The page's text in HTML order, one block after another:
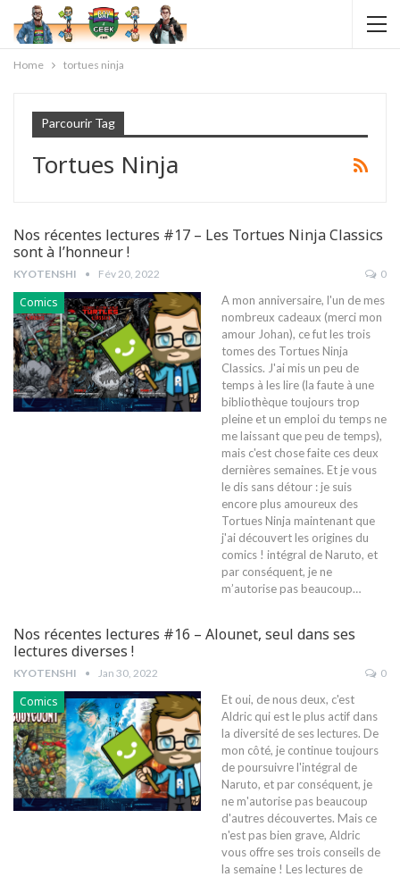
Home tortues ninja
Parcourir Tag
Tortues Ninja
Nos récentes lectures #17 – Les Tortues Ninja Classics
sont à l’honneur !
KYOTENSHI Fév 20, 2022 0
Comics
A mon anniversaire, l'un de mes
nombreux cadeaux (merci mon
amour Johan), ce fut les trois
tomes des Tortues Ninja
Classics. J'ai mis un peu de
temps à les lire (la faute à une
bibliothèque toujours trop
pleine et un emploi du temps ne
me laissant que peu de temps),
mais c'est chose faite ces deux
dernières semaines. Et je vous
le dis sans détour : je suis
encore plus amoureux des
Tortues Ninja maintenant que
j'ai découvert les origines du
comics ! intégral de Naruto, et
par conséquent, je ne
m’autorise pas beaucoup…
Nos récentes lectures #16 – Alounet, seul dans ses
lectures diverses !
KYOTENSHI Jan 30, 2022 0
Comics
Et oui, de nous deux, c'est
Aldric qui est le plus actif dans
la diversité de ses lectures. De
mon côté, je continue toujours
de poursuivre l'intégral de
Naruto, et par conséquent, je
ne m'autorise pas beaucoup
d'autres découvertes. Mais ce
n'est pas bien grave, Aldric
vous offre ses trois conseils de
la semaine ! Les lectures de